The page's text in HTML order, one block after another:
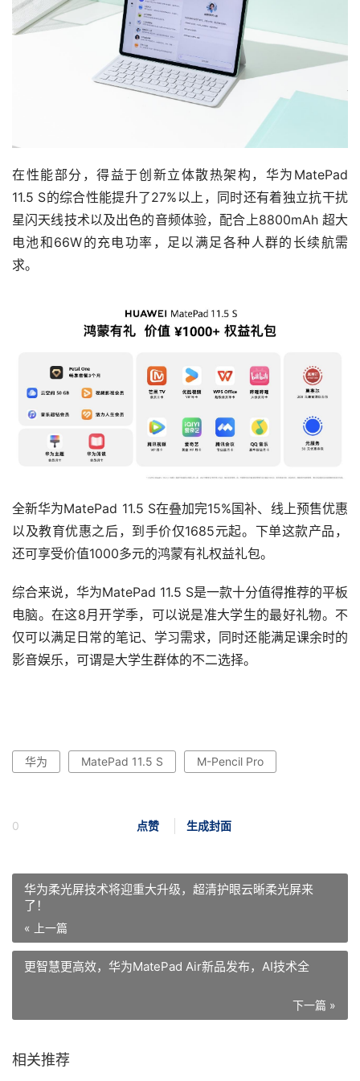
在性能部分，得益于创新立体散热架构，华为MatePad
11.5 S的综合性能提升了27%以上，同时还有着独立抗干扰
星闪天线技术以及出色的音频体验，配合上8800mAh 超大
电池和66W的充电功率，足以满足各种人群的长续航需
求。
全新华为MatePad 11.5 S在叠加完15%国补、线上预售优惠
以及教育优惠之后，到手价仅1685元起。下单这款产品，
还可享受价值1000多元的鸿蒙有礼权益礼包。
综合来说，华为MatePad 11.5 S是一款十分值得推荐的平板
电脑。在这8月开学季，可以说是准大学生的最好礼物。不
仅可以满足日常的笔记、学习需求，同时还能满足课余时的
影音娱乐，可谓是大学生群体的不二选择。
华为 MatePad 11.5 S M-Pencil Pro
点赞 生成封面
0
华为柔光屏技术将迎重大升级，超清护眼云晰柔光屏来
了！
« 上一篇
更智慧更高效，华为MatePad Air新品发布，AI技术全
下一篇 »
相关推荐